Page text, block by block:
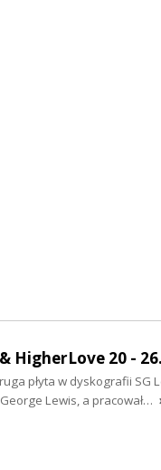
HigherLove 20 -
płyta w dyskografii
Lewis, a pracował…